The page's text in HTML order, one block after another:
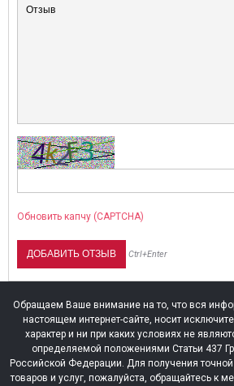
скидки на все мотопомпы Honda!
Обновить капчу (CAPTCHA)
Ctrl+Enter
Обращаем Ваше внимание на то, что вся
настоящем интернет-сайте, носит
характер и ни при каких условиях не
определяемой положениями Статьи 437
Российской Федерации. Для получения
товаров и услуг, пожалуйста, обращайтесь к